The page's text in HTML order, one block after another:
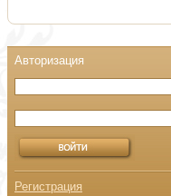
Регистрация